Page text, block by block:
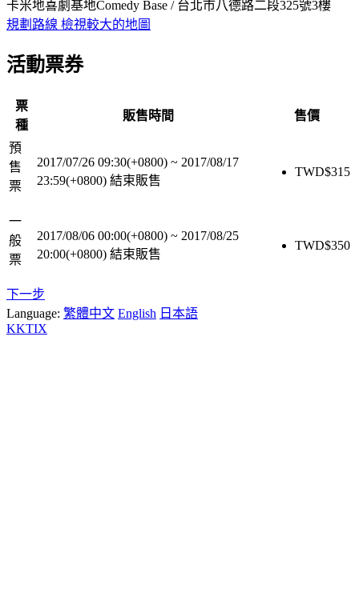
卡米地喜劇基地Comedy Base / 台北市八德路二段325號3樓
規劃路線 檢視較大的地圖
活動票券
票
種
販售時間 售價
預
售
票
2017/07/26 09:30(+0800) ~ 2017/08/17
23:59(+0800) 結束販售
TWD$315
一
般
票
2017/08/06 00:00(+0800) ~ 2017/08/25
20:00(+0800) 結束販售
TWD$350
下一步
Language: 繁體中文 English 日本語
KKTIX